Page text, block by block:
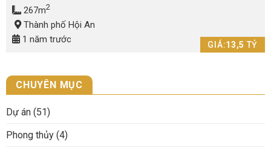
267m2
Thành phố Hội An
1 năm trước
GIÁ:13,5 TỶ
CHUYÊN MỤC
Dự án (51)
Phong thủy (4)